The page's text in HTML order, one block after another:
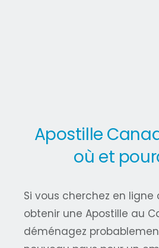
Apostille
où et
Si vous cherchez en
obtenir une Apostille au
déménagez